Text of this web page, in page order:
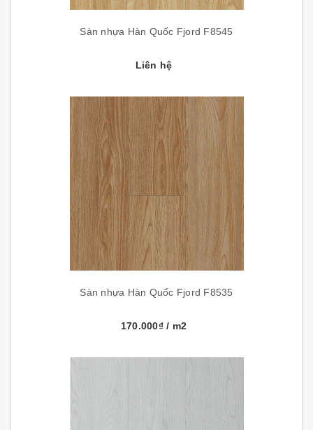
Sàn nhựa Hàn Quốc Fjord F8545
Liên hệ
Sàn nhựa Hàn Quốc Fjord F8535
170.000₫/ m2